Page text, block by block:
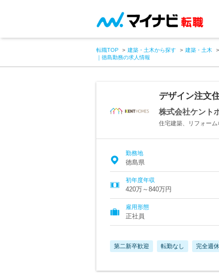
転職TOP 建築・土木から探す
建築・土木
｜徳島勤務の求人情報
デザイン注文
株式会社ケント
住宅建築、リフォー
勤務地
徳島県
初年度年収
420万～840万円
雇用形態
正社員
第二新卒歓迎 転勤なし 完全週